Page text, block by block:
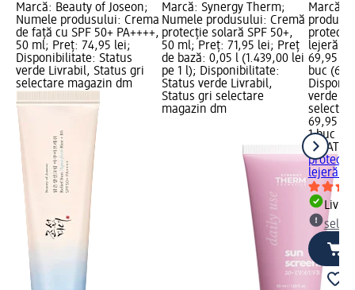
Marcă: Beauty of Joseon;
Numele produsului: Crema
de față cu SPF 50+ PA++++,
50 ml; Preț: 74,95 lei;
Disponibilitate: Status
verde Livrabil, Status gri
selectare magazin dm
Marcă: Synergy Therm;
Numele produsului: Cremă
protecție solară SPF 50+,
50 ml; Preț: 71,95 lei; Preț
de bază: 0,05 l (1.439,00 lei
pe 1 l); Disponibilitate:
Status verde Livrabil,
Status gri selectare
magazin dm
Marcă:
lejeră
69,95
buc
verde
69,95 lei
1 buc
lejeră